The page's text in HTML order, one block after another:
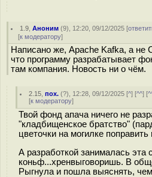
1.9 ,Аноним (9), 12:20, 09/12/2025 [
[к модератору]
Написано же, Apache Kafka, а не
что программу разрабатывает
там компания. Новость ни о чём.
2.15 ,пох. (?), 12:28, 09/12/2025 [^] [^^] [
[к модератору]
Твой фонд апача ничего не
"кладбищенское братство"
цветочки на могилке поправить
А разработкой занималась эта
коньф...хренвыговоришь. В
Рыгнула и пошла выяснять,